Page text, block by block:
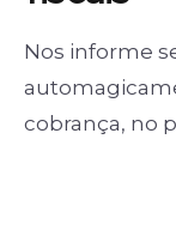
Nos informe
cobrança, no